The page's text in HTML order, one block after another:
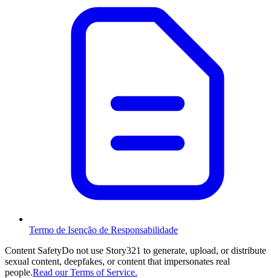
Termo de Isenção de Responsabilidade
Content SafetyDo not use Story321 to generate, upload, or distribute
sexual content, deepfakes, or content that impersonates real
people.Read our Terms of Service.